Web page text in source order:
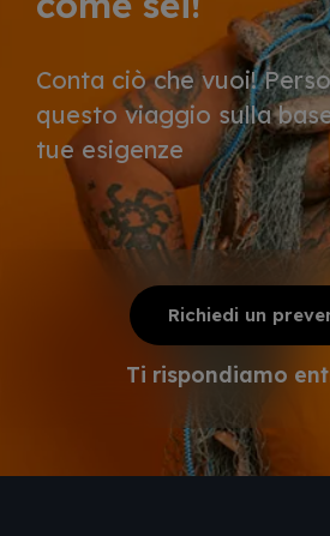
Conta ciò che vuoi!
questo viaggio sulla
tue esigenze
Richiedi un
Ti rispondiamo